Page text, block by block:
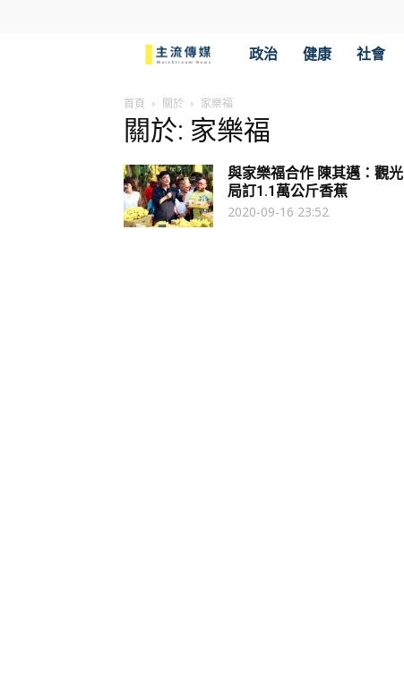
傳
媒
政治 健康 社會
首頁 關於 家樂福
關於: 家樂福
與家樂福合作 陳其邁：觀光
局訂1.1萬公斤香蕉
2020-09-16 23:52